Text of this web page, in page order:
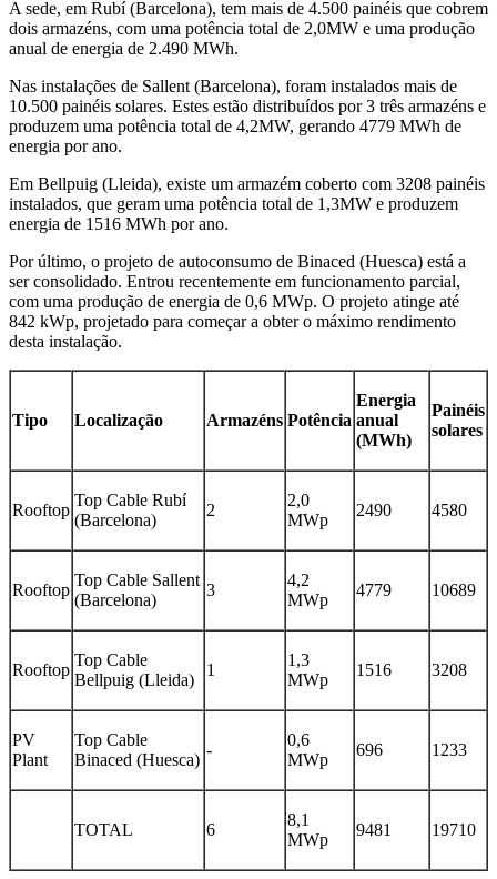
A sede, em Rubí (Barcelona), tem mais de 4.500 painéis que cobrem
dois armazéns, com uma potência total de 2,0MW e uma produção
anual de energia de 2.490 MWh.
Nas instalações de Sallent (Barcelona), foram instalados mais de
10.500 painéis solares. Estes estão distribuídos por 3 três armazéns e
produzem uma potência total de 4,2MW, gerando 4779 MWh de
energia por ano.
Em Bellpuig (Lleida), existe um armazém coberto com 3208 painéis
instalados, que geram uma potência total de 1,3MW e produzem
energia de 1516 MWh por ano.
Por último, o projeto de autoconsumo de Binaced (Huesca) está a
ser consolidado. Entrou recentemente em funcionamento parcial,
com uma produção de energia de 0,6 MWp. O projeto atinge até
842 kWp, projetado para começar a obter o máximo rendimento
desta instalação.
Tipo Localização Armazéns Potência
Energia
anual
(MWh)
Painéis
solares
Rooftop
Top Cable Rubí
(Barcelona)
2
2,0
MWp
2490 4580
Rooftop
Top Cable Sallent
(Barcelona)
3
4,2
MWp
4779 10689
Rooftop
Top Cable
Bellpuig (Lleida)
1
1,3
MWp
1516 3208
PV
Plant
Top Cable
Binaced (Huesca)
-
0,6
MWp
696 1233
TOTAL 6
8,1
MWp
9481 19710